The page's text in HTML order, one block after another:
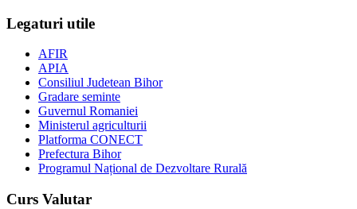
Legaturi utile
AFIR
APIA
Consiliul Judetean Bihor
Gradare seminte
Guvernul Romaniei
Ministerul agriculturii
Platforma CONECT
Prefectura Bihor
Programul Național de Dezvoltare Rurală
Curs Valutar